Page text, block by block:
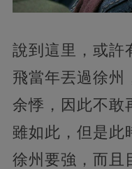
說到這里，或許
飛當年丟過徐州
余悸，因此不敢
雖如此，但是此
徐州要強，而且